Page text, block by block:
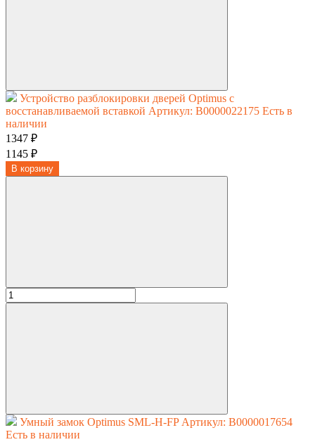
Устройство разблокировки дверей Optimus с
восстанавливаемой вставкой Артикул: В0000022175 Есть в
наличии
1347 ₽
1145 ₽
В корзину
Умный замок Optimus SML-H-FP Артикул: В0000017654
Есть в наличии